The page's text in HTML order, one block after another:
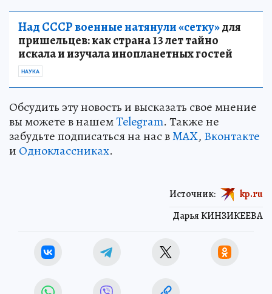
Над СССР военные натянули «сетку»для
пришельцев: как страна 13 лет тайно
искала и изучала инопланетных гостей
НАУКА
Обсудить эту новость и высказать свое мнение
вы можете в нашемTelegram. Также не
забудьте подписаться на нас вMAX, Вконтакте
и Одноклассниках.
Дарья КИНЗИКЕЕВА
Источник: kp.ru